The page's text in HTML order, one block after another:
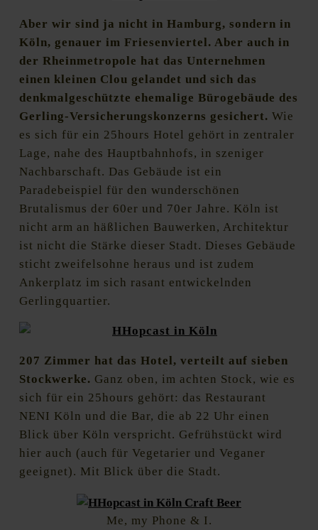
Aber wir sind ja nicht in Hamburg, sondern in
Köln, genauer im Friesenviertel. Aber auch in
der Rheinmetropole hat das Unternehmen
einen kleinen Clou gelandet und sich das
denkmalgeschützte ehemalige Bürogebäude des
Gerling-Versicherungskonzerns gesichert. Wie
es sich für ein 25hours Hotel gehört in zentraler
Lage, nahe des Hauptbahnhofs, in szeniger
Nachbarschaft. Das Gebäude ist ein
Paradebeispiel für den wunderschönen
Brutalismus der 60er und 70er Jahre. Köln ist
nicht arm an häßlichen Bauwerken, Architektur
ist nicht die Stärke dieser Stadt. Dieses Gebäude
sticht zweifelsohne heraus und ist zudem
Ankerplatz im sich rasant entwickelnden
Gerlingquartier.
207 Zimmer hat das Hotel, verteilt auf sieben
Stockwerke. Ganz oben, im achten Stock, wie es
sich für ein 25hours gehört: das Restaurant
NENI Köln und die Bar, die ab 22 Uhr einen
Blick über Köln verspricht. Gefrühstückt wird
hier auch (auch für Vegetarier und Veganer
geeignet). Mit Blick über die Stadt.
Me, my Phone & I.